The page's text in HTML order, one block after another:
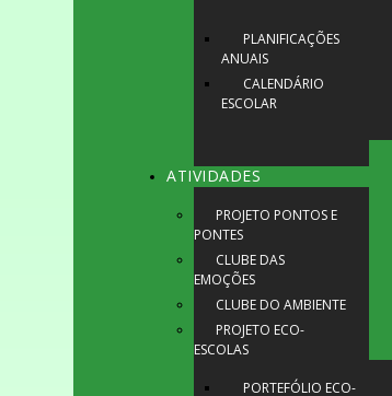
PLANIFICAÇÕES
ANUAIS
CALENDÁRIO
ESCOLAR
ATIVIDADES
PROJETO PONTOS E
PONTES
CLUBE DAS
EMOÇÕES
CLUBE DO AMBIENTE
PROJETO ECO-
ESCOLAS
PORTEFÓLIO ECO-